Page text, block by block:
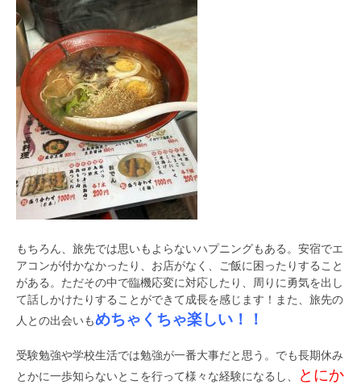
もちろん、旅先では思いもよらないハプニングもある。安宿でエ
アコンが付かなかったり、お店がなく、ご飯に困ったりすること
がある。ただその中で臨機応変に対応したり、周りに勇気を出し
て話しかけたりすることができて成長を感じます！また、旅先の
人との出会いもめちゃくちゃ楽しい！！
受験勉強や学校生活では勉強が一番大事だと思う。でも長期休み
とかに一歩知らないとこを行って様々な経験になるし、
とにか